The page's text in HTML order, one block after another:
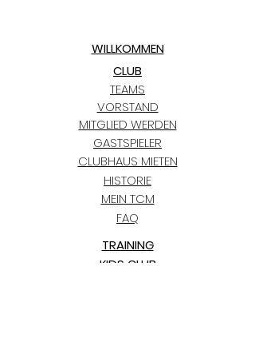
WILLKOMMEN
TEAMS
VORSTAND
CLUB
HISTORIE
MITGLIED WERDEN
GASTSPIELER
CLUBHAUS MIETEN
MEIN TCM
FAQ
KIDS CLUB
TRAINING